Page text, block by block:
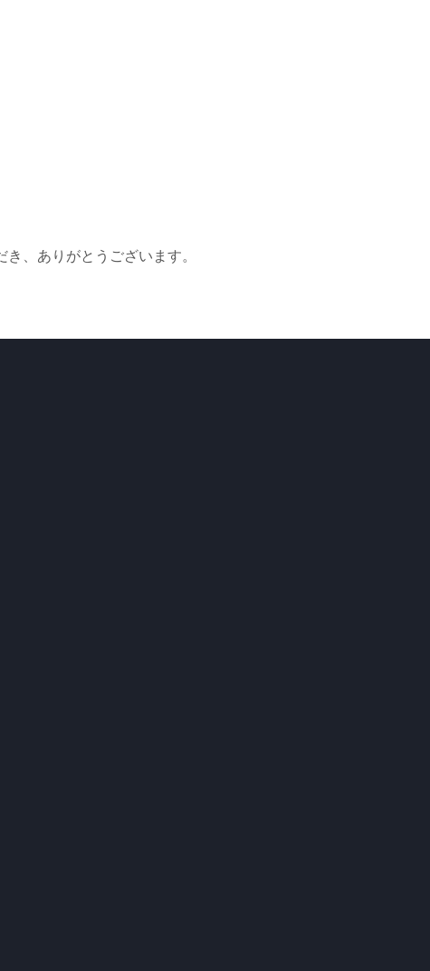
、ありがとうございます。